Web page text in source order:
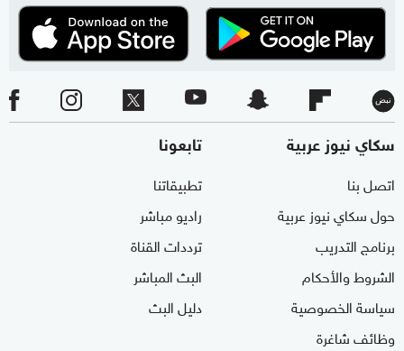
سكاي نيوز عربية
اتصل بنا
حول سكاي نيوز عربية
برنامج التدريب
الشروط والأحكام
سياسة الخصوصية
وظائف شاغرة
تابعونا
تطبيقاتنا
راديو مباشر
ترددات القناة
البث المباشر
دليل البث